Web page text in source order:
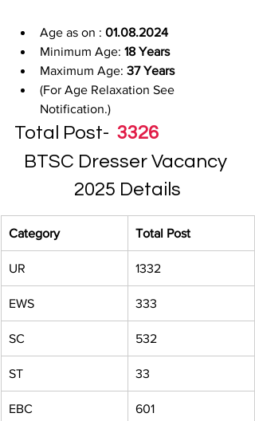
Age as on : 01.08.2024
Minimum Age: 18 Years
Maximum Age: 37 Years
(For Age Relaxation See
Notification.)
Total Post- 3326
BTSC Dresser Vacancy
2025 Details
Category Total Post
UR 1332
EWS 333
SC 532
ST 33
EBC 601